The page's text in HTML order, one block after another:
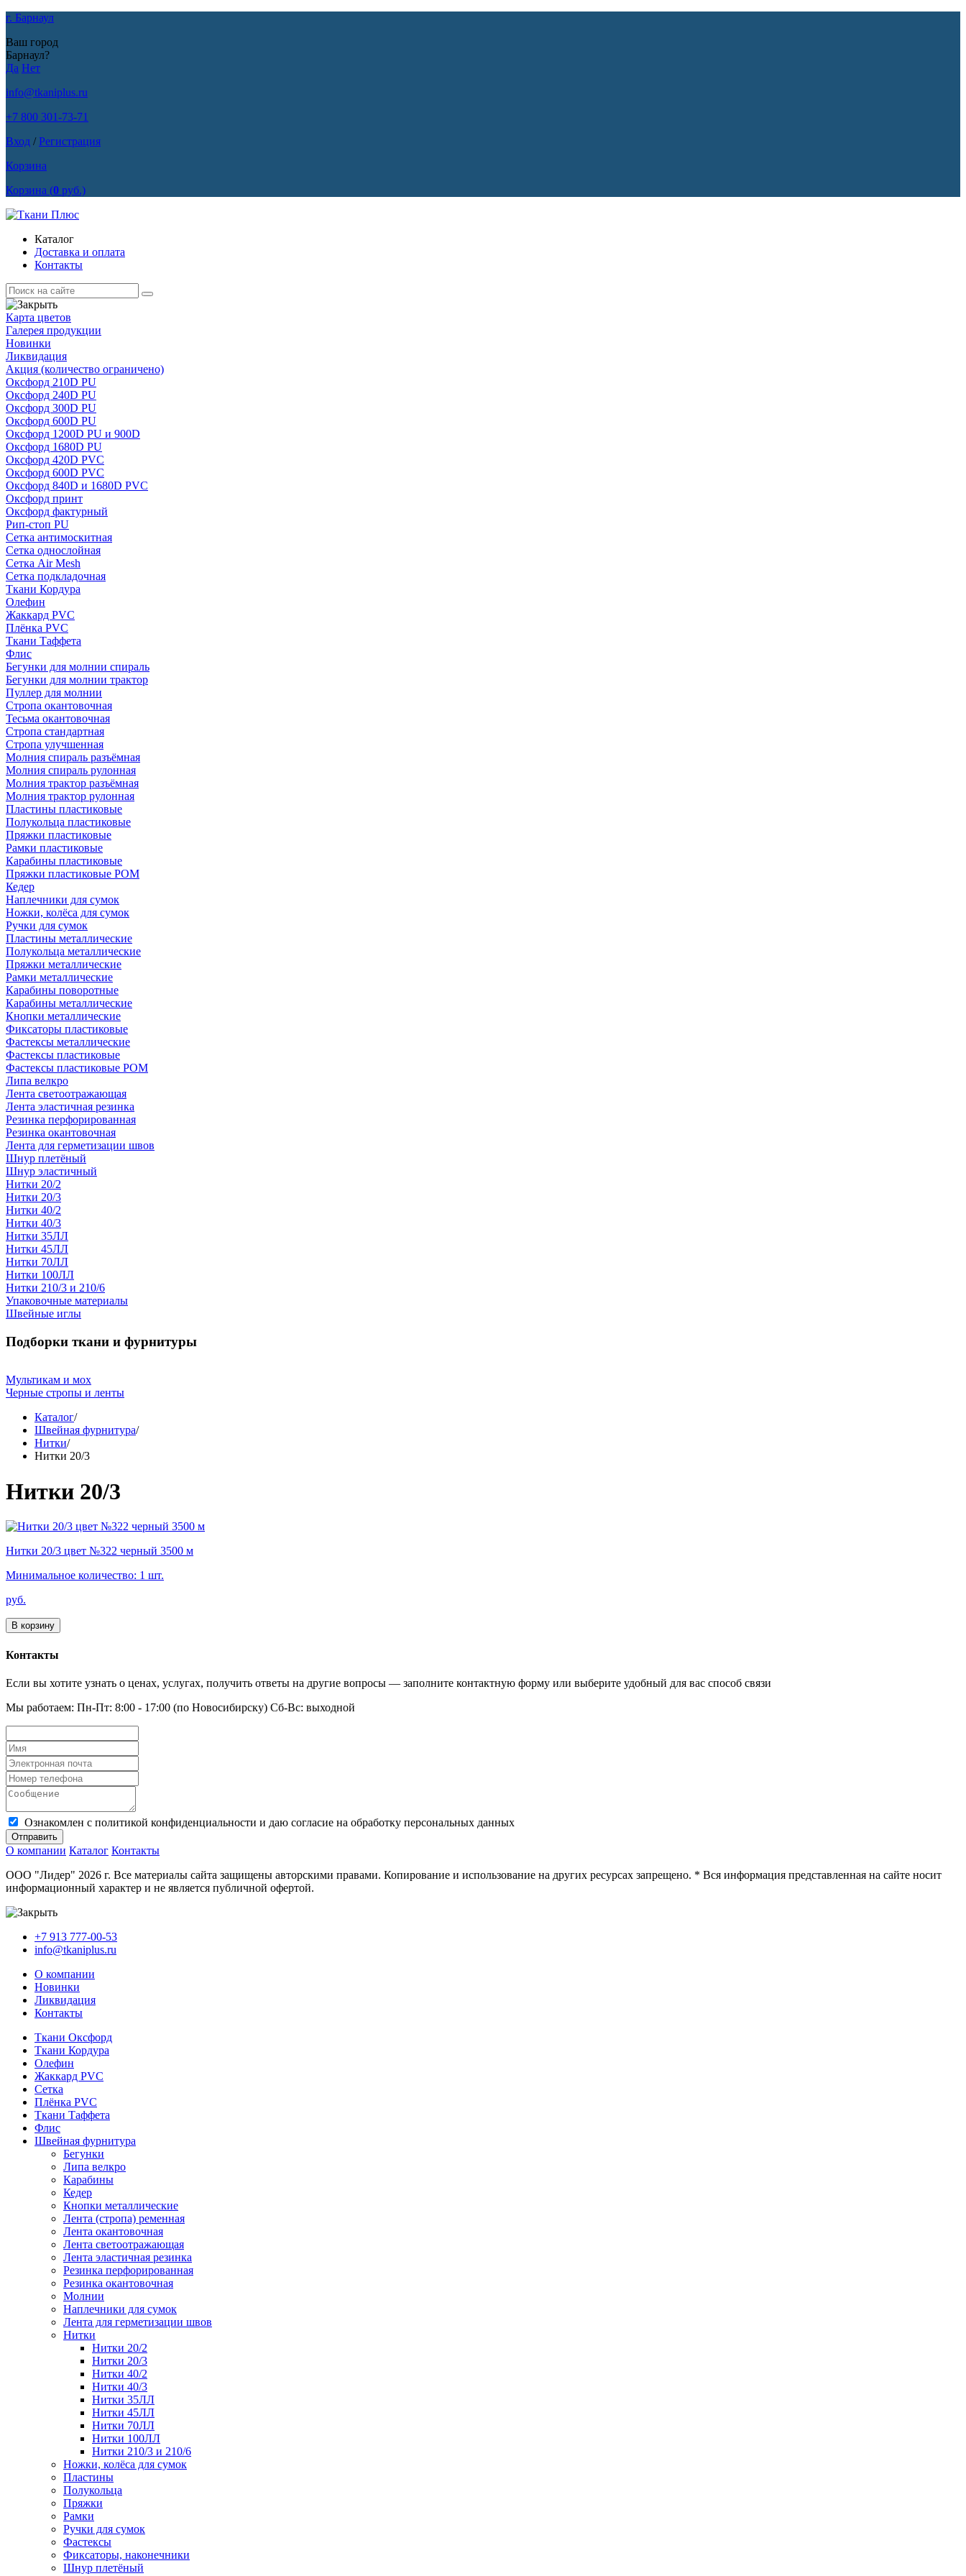
г. Барнаул
Ваш город
Барнаул?
Да Нет
info@tkaniplus.ru
+7 800 301-73-71
Вход /Регистрация
Корзина
Корзина (0 руб.)
Каталог
Доставка и оплата
Контакты
Карта цветов
Галерея продукции
Новинки
Ликвидация
Акция (количество ограничено)
Оксфорд 210D PU
Оксфорд 240D PU
Оксфорд 300D PU
Оксфорд 600D PU
Оксфорд 1200D PU и 900D
Оксфорд 1680D PU
Оксфорд 420D PVC
Оксфорд 600D PVC
Оксфорд 840D и 1680D PVC
Оксфорд принт
Оксфорд фактурный
Рип-стоп PU
Сетка антимоскитная
Сетка однослойная
Сетка Air Mesh
Сетка подкладочная
Ткани Кордура
Олефин
Жаккард PVC
Плёнка PVC
Ткани Таффета
Флис
Бегунки для молнии спираль
Бегунки для молнии трактор
Пуллер для молнии
Стропа окантовочная
Тесьма окантовочная
Стропа стандартная
Стропа улучшенная
Молния спираль разъёмная
Молния спираль рулонная
Молния трактор разъёмная
Молния трактор рулонная
Пластины пластиковые
Полукольца пластиковые
Пряжки пластиковые
Рамки пластиковые
Карабины пластиковые
Пряжки пластиковые РОМ
Кедер
Наплечники для сумок
Ножки, колёса для сумок
Ручки для сумок
Пластины металлические
Полукольца металлические
Пряжки металлические
Рамки металлические
Карабины поворотные
Карабины металлические
Кнопки металлические
Фиксаторы пластиковые
Фастексы металлические
Фастексы пластиковые
Фастексы пластиковые POM
Липа велкро
Лента светоотражающая
Лента эластичная резинка
Резинка перфорированная
Резинка окантовочная
Лента для герметизации швов
Шнур плетёный
Шнур эластичный
Нитки 20/2
Нитки 20/3
Нитки 40/2
Нитки 40/3
Нитки 35ЛЛ
Нитки 45ЛЛ
Нитки 70ЛЛ
Нитки 100ЛЛ
Нитки 210/3 и 210/6
Упаковочные материалы
Швейные иглы
Подборки ткани и фурнитуры
Мультикам и мох
Черные стропы и ленты
Каталог/
Швейная фурнитура/
Нитки/
Нитки 20/3
Нитки 20/3
Нитки 20/3 цвет №322 черный 3500 м
Минимальное количество: 1 шт.
руб.
В корзину
Контакты
Если вы хотите узнать о ценах, услугах, получить ответы на другие вопросы — заполните контактную форму или выберите удобный для вас способ связи
Мы работаем: Пн-Пт: 8:00 - 17:00 (по Новосибирску) Сб-Вс: выходной
Ознакомлен с политикой конфиденциальности и даю согласие на обработку персональных данных
Отправить
О компании Каталог Контакты
ООО "Лидер" 2026 г. Все материалы сайта защищены авторскими правами. Копирование и использование на других ресурсах запрещено. * Вся информация представленная на сайте носит
информационный характер и не является публичной офертой.
+7 913 777-00-53
info@tkaniplus.ru
О компании
Новинки
Ликвидация
Контакты
Ткани Оксфорд
Ткани Кордура
Олефин
Жаккард PVC
Сетка
Плёнка PVC
Ткани Таффета
Флис
Швейная фурнитура
Бегунки
Липа велкро
Карабины
Кедер
Кнопки металлические
Лента (стропа) ременная
Лента окантовочная
Лента светоотражающая
Лента эластичная резинка
Резинка перфорированная
Резинка окантовочная
Молнии
Наплечники для сумок
Лента для герметизации швов
Нитки
Нитки 20/2
Нитки 20/3
Нитки 40/2
Нитки 40/3
Нитки 35ЛЛ
Нитки 45ЛЛ
Нитки 70ЛЛ
Нитки 100ЛЛ
Нитки 210/3 и 210/6
Ножки, колёса для сумок
Пластины
Полукольца
Пряжки
Рамки
Ручки для сумок
Фастексы
Фиксаторы, наконечники
Шнур плетёный